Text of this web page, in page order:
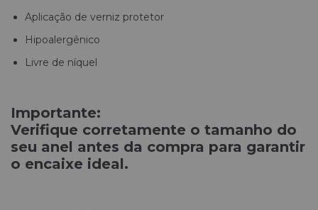
Aplicação de verniz protetor
Hipoalergênico
Livre de níquel
Importante:
Verifique corretamente o tamanho do
seu anel antes da compra para garantir
o encaixe ideal.